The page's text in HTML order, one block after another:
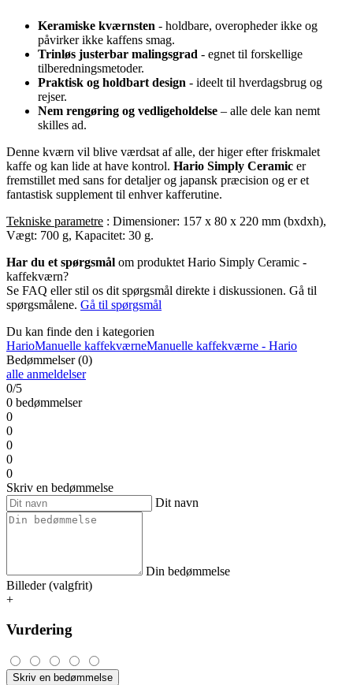
Keramiske kværnsten - holdbare, overopheder ikke og
påvirker ikke kaffens smag.
Trinløs justerbar malingsgrad - egnet til forskellige
tilberedningsmetoder.
Praktisk og holdbart design - ideelt til hverdagsbrug og
rejser.
Nem rengøring og vedligeholdelse – alle dele kan nemt
skilles ad.
Denne kværn vil blive værdsat af alle, der higer efter friskmalet
kaffe og kan lide at have kontrol. Hario Simply Ceramic er
fremstillet med sans for detaljer og japansk præcision og er et
fantastisk supplement til enhver kafferutine.
Tekniske parametre : Dimensioner: 157 x 80 x 220 mm (bxdxh),
Vægt: 700 g, Kapacitet: 30 g.
Har du et spørgsmål om produktet Hario Simply Ceramic -
kaffekværn?
Se FAQ eller stil os dit spørgsmål direkte i diskussionen. Gå til
spørgsmålene. Gå til spørgsmål
Du kan finde den i kategorien
HarioManuelle kaffekværneManuelle kaffekværne - Hario
Bedømmelser (0)
alle anmeldelser
0/5
0 bedømmelser
0
0
0
0
0
Skriv en bedømmelse
Dit navn
Din bedømmelse
Billeder (valgfrit)
+
Vurdering
Skriv en bedømmelse